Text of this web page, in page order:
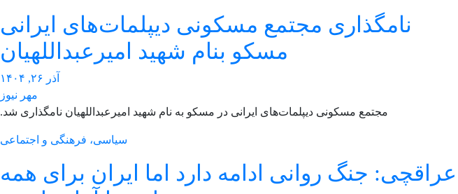
نامگذاری مجتمع مسکونی دیپلمات‌های ایرانی
مسکو بنام شهید امیرعبداللهیان
آذر ۲۶, ۱۴۰۴
مهر نیوز
مجتمع مسکونی دیپلمات‌های ایرانی در مسکو به نام شهید امیرعبداللهیان نامگذاری شد.
سیاسی، فرهنگی و اجتماعی
عراقچی: جنگ روانی ادامه دارد اما ایران برای همه